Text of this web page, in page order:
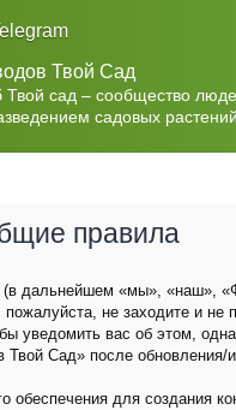
Твой Сад
Твой сад – сообщество
садовых растений.
правила
дальнейшем «мы», «наш»,
не заходите и
уведомить вас об этом,
Сад» после
для создания